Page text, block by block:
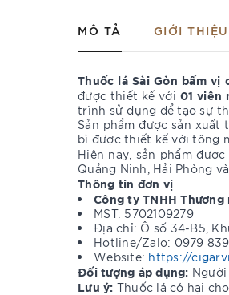
MÔ TẢ GIỚI THIỆU
Thuốc lá Sài Gòn bấm vị
được thiết kế với 01 viên
trình sử dụng để tạo sự
Sản phẩm được sản
bì được thiết kế với tông
Hiện nay, sản phẩm được
Quảng Ninh, Hải Phòng
Thông tin đơn vị
Công ty TNHH
MST: 5702109279
Địa chỉ: Ô số 34-B5,
Hotline/Zalo: 0979
Website: https://
Đối tượng áp dụng:
Lưu ý: Thuốc lá có hại